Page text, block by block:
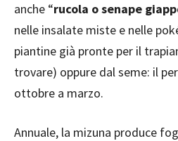
anche “rucola o senape
nelle insalate miste e nelle
piantine già pronte per il
trovare) oppure dal seme: il
ottobre a marzo.
Annuale, la mizuna produce